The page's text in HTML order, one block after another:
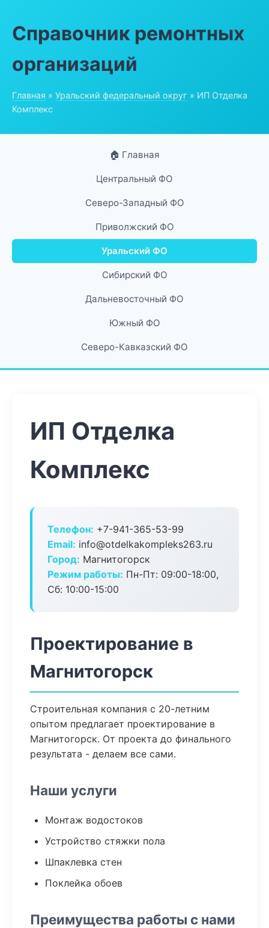
Справочник ремонтных
организаций
Главная » Уральский федеральный округ » ИП Отделка
Комплекс
🏠 Главная
Центральный ФО
Северо-Западный ФО
Приволжский ФО
Уральский ФО
Сибирский ФО
Дальневосточный ФО
Южный ФО
Северо-Кавказский ФО
ИП Отделка
Комплекс
Телефон: +7-941-365-53-99
Email: info@otdelkakompleks263.ru
Город: Магнитогорск
Режим работы: Пн-Пт: 09:00-18:00,
Сб: 10:00-15:00
Проектирование в
Магнитогорск
Строительная компания с 20-летним
опытом предлагает проектирование в
Магнитогорск. От проекта до финального
результата - делаем все сами.
Наши услуги
Монтаж водостоков
Устройство стяжки пола
Шпаклевка стен
Поклейка обоев
Преимущества работы с нами